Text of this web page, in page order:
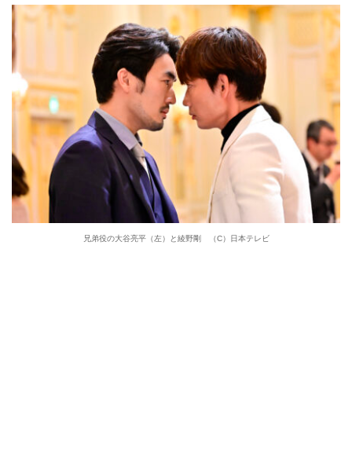
兄弟役の大谷亮平（左）と綾野剛 （C）日本テレビ